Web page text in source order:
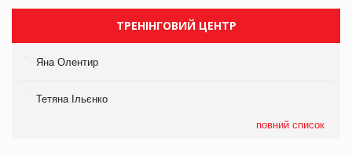
ТРЕНІНГОВИЙ ЦЕНТР
Яна Олентир
Тетяна Ільєнко
повний список